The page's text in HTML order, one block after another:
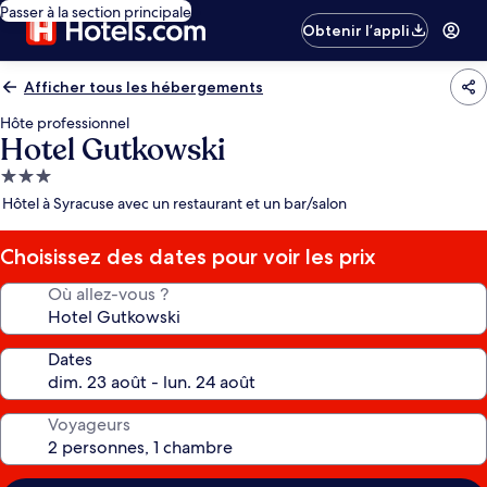
Passer à la section principale
Obtenir l’appli
Afficher tous les hébergements
Hôte professionnel
Hotel Gutkowski
Hébergement
3.0 étoiles
Hôtel à Syracuse avec un restaurant et un bar/salon
Choisissez des dates pour voir les prix
Où allez-vous ?
Dates
Voyageurs